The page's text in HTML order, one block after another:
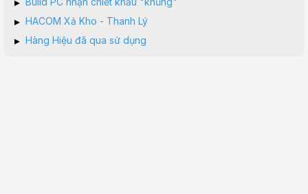
▸ HACOM Xả Kho - Thanh Lý
▸ Hàng Hiệu đã qua sử dụng